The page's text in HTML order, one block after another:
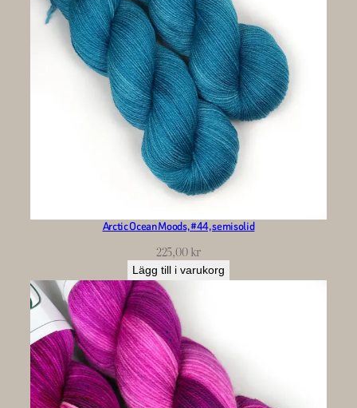
Arctic Ocean Moods, #44, semisolid
225,00kr
Lägg till i varukorg